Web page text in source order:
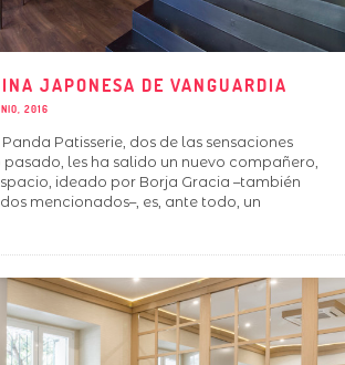
JAPONESA DE VANGUARDIA
2016
Patisserie, dos de las sensaciones
les ha salido un nuevo compañero,
ideado por Borja Gracia –también
mencionados–, es, ante todo, un